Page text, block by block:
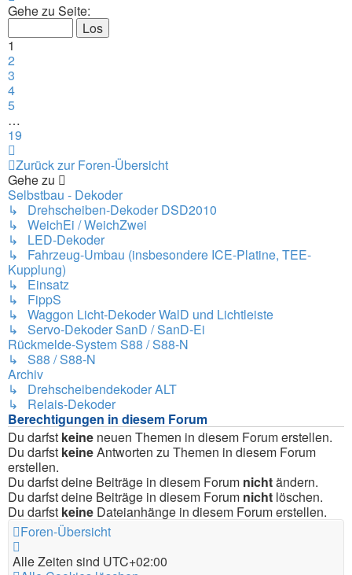
1
von
19
Gehe zu Seite:
1
2
3
4
5
…
19
Zurück zur Foren-Übersicht
Gehe zu
Selbstbau - Dekoder
↳ Drehscheiben-Dekoder DSD2010
↳ WeichEi / WeichZwei
↳ LED-Dekoder
↳ Fahrzeug-Umbau (insbesondere ICE-Platine, TEE-
Kupplung)
↳ Einsatz
↳ FippS
↳ Waggon Licht-Dekoder WalD und Lichtleiste
↳ Servo-Dekoder SanD / SanD-Ei
Rückmelde-System S88 / S88-N
↳ S88 / S88-N
Archiv
↳ Drehscheibendekoder ALT
↳ Relais-Dekoder
Berechtigungen in diesem Forum
Du darfst keine neuen Themen in diesem Forum erstellen.
Du darfst keineAntworten zu Themen in diesem Forum
erstellen.
Du darfst deine Beiträge in diesem Forum nichtändern.
Du darfst deine Beiträge in diesem Forum nicht löschen.
Du darfst keine Dateianhänge in diesem Forum erstellen.
Foren-Übersicht
Alle Zeiten sind UTC+02:00